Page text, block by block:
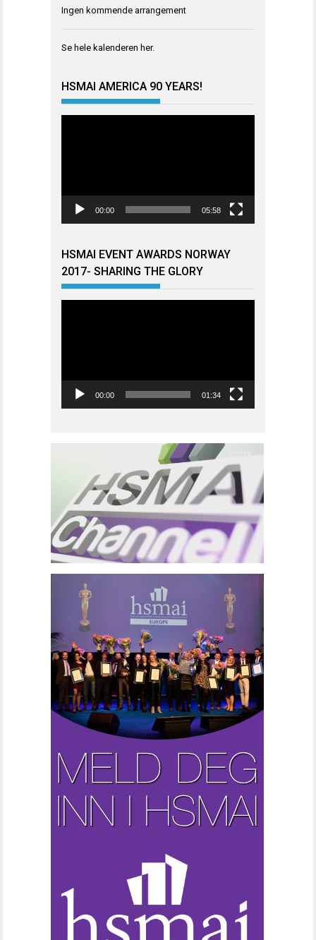
Ingen kommende arrangement
Se hele kalenderen her.
HSMAI AMERICA 90 YEARS!
00:00 05:58
HSMAI EVENT AWARDS NORWAY
2017- SHARING THE GLORY
00:00 01:34